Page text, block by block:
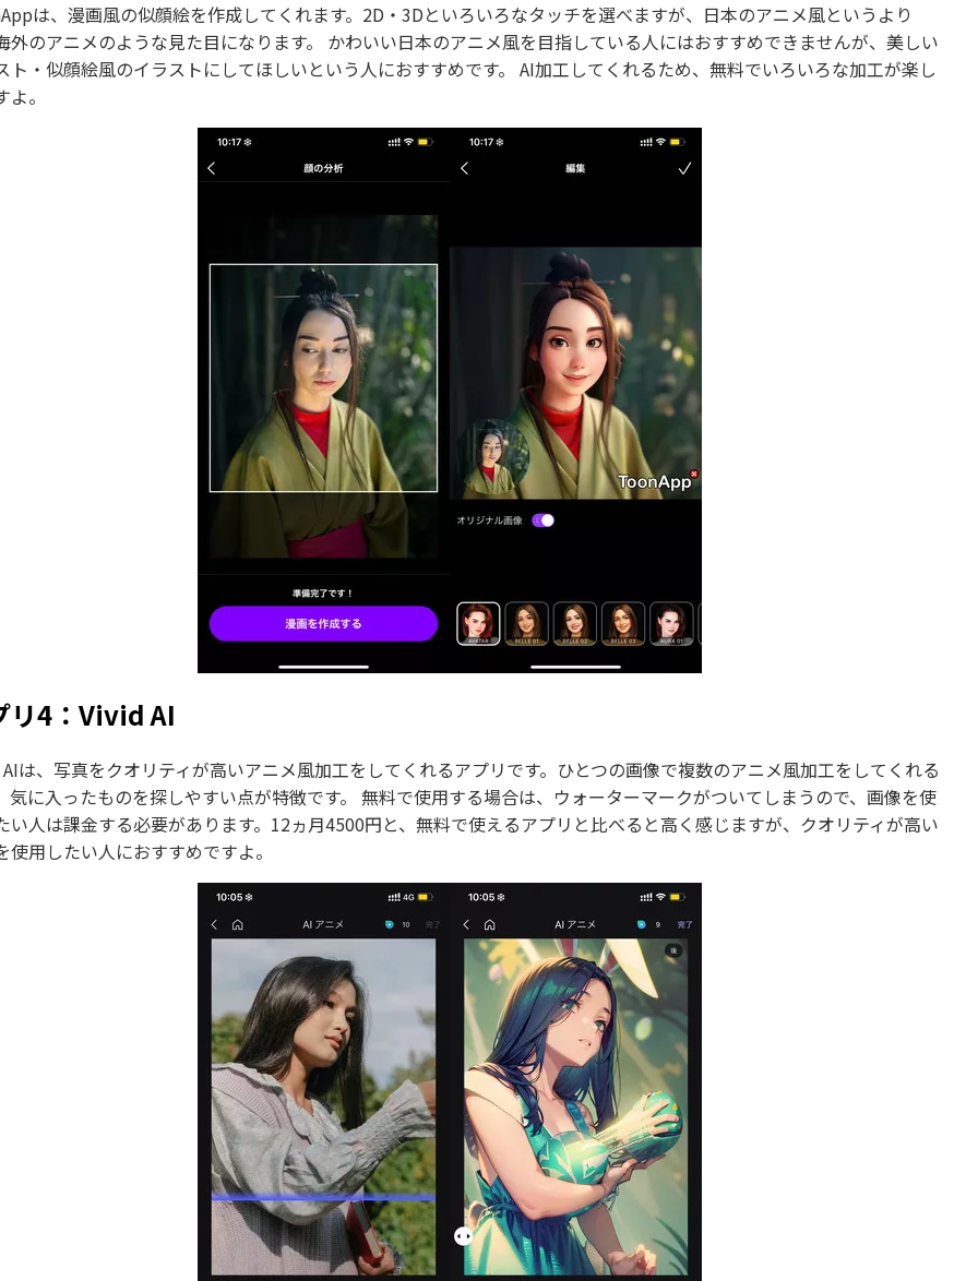
は、漫画風の似顔絵を作成してくれます。2D・3Dといろいろなタッチを選べますが、日本のアニメ風というより
外のアニメのような見た目になります。 かわいい日本のアニメ風を目指している人にはおすすめできませんが、美しい
ト・似顔絵風のイラストにしてほしいという人におすすめです。 AI加工してくれるため、無料でいろいろな加工が楽し
。
リ4：Vivid AI
は、写真をクオリティが高いアニメ風加工をしてくれるアプリです。ひとつの画像で複数のアニメ風加工をしてくれる
気に入ったものを探しやすい点が特徴です。 無料で使用する場合は、ウォーターマークがついてしまうので、画像を使
い人は課金する必要があります。12ヵ月4500円と、無料で使えるアプリと比べると高く感じますが、クオリティが高い
使用したい人におすすめですよ。